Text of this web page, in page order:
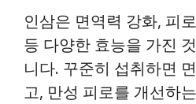
인삼은 면역력 강화, 피
등 다양한 효능을 가진
니다. 꾸준히 섭취하면
고, 만성 피로를 개선하